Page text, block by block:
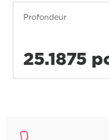
Profondeur
25.1875